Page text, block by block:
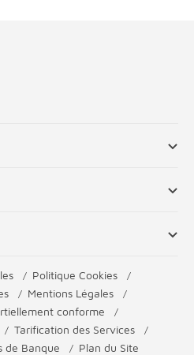
Politique Cookies
Mentions Légales
conforme
Tarification des Services
de Banque
Plan du Site